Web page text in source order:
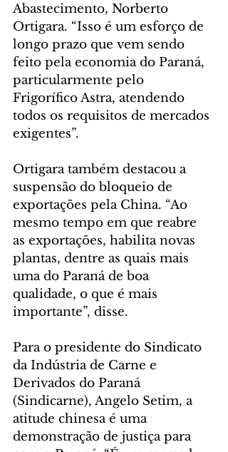
Abastecimento, Norberto
Ortigara. “Isso é um esforço de
longo prazo que vem sendo
feito pela economia do Paraná,
particularmente pelo
Frigorífico Astra, atendendo
todos os requisitos de mercados
exigentes”.
Ortigara também destacou a
suspensão do bloqueio de
exportações pela China. “Ao
mesmo tempo em que reabre
as exportações, habilita novas
plantas, dentre as quais mais
uma do Paraná de boa
qualidade, o que é mais
importante”, disse.
Para o presidente do Sindicato
da Indústria de Carne e
Derivados do Paraná
(Sindicarne), Angelo Setim, a
atitude chinesa é uma
demonstração de justiça para